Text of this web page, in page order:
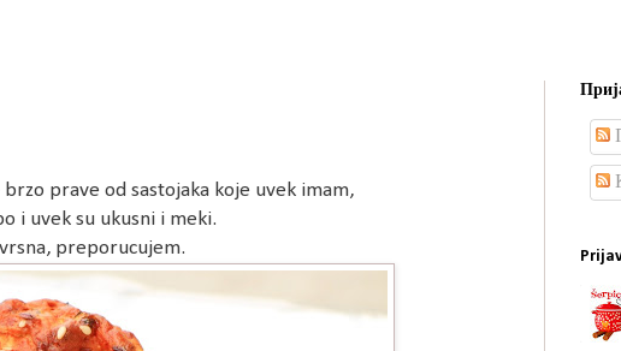
prave od sastojaka koje uvek imam,
i uvek su ukusni i meki.
preporucujem.